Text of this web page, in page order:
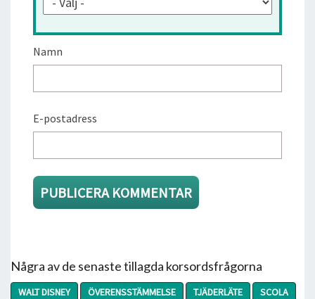
Namn
E-postadress
Några av de senaste tillagda korsordsfrågorna
WALT DISNEY ÖVERENSSTÄMMELSE TJÄDERLÄTE
SCOLA